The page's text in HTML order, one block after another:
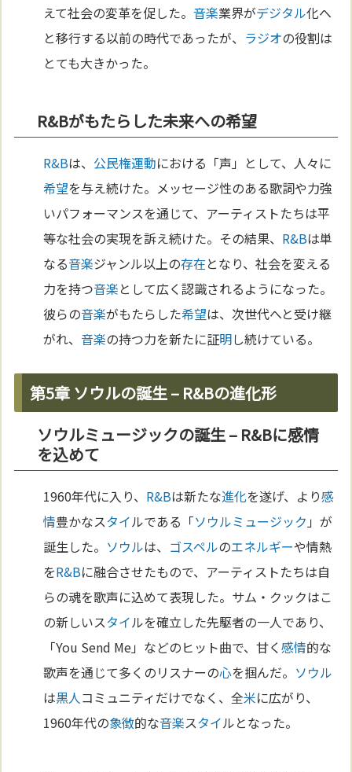
えて社会の変革を促した。音楽業界がデジタル化へ
と移行する以前の時代であったが、 ラジオの役割は
とても大きかった。
R&Bがもたらした未来への希望
R&Bは、 公民権運動における「声」として、人々に
希望を与え続けた。メッセージ性のある歌詞や力強
いパフォーマンスを通じて、アーティストたちは平
等な社会の実現を訴え続けた。その結果、 R&Bは単
なる音楽ジャンル以上の存在となり、社会を変える
力を持つ音楽として広く認識されるようになった。
彼らの音楽がもたらした希望は、次世代へと受け継
がれ、音楽の持つ力を新たに証明し続けている。
第5章 ソウルの誕生 – R&Bの進化形
ソウルミュージックの誕生 – R&Bに感情
を込めて
1960年代に入り、 R&Bは新たな進化を遂げ、より感
情豊かなスタイルである「ソウルミュージック 」が
誕生した。 ソウルは、 ゴスペルのエネルギーや情熱
をR&Bに融合させたもので、アーティストたちは自
らの魂を歌声に込めて表現した。サム・クックはこ
の新しいスタイルを確立した先駆者の一人であり、
「You Send Me」などのヒット曲で、甘く感情的な
歌声を通じて多くのリスナーの心を掴んだ。 ソウル
は黒人コミュニティだけでなく、全米に広がり、
1960年代の象徴的な音楽スタイルとなった。